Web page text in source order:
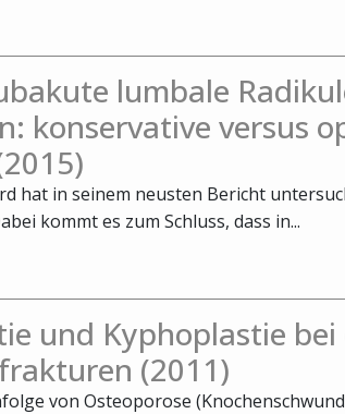
lumbale
konservative versus
hat in seinem neusten Bericht
kommt es zum Schluss, dass in...
und Kyphoplastie
(2011)
von Osteoporose